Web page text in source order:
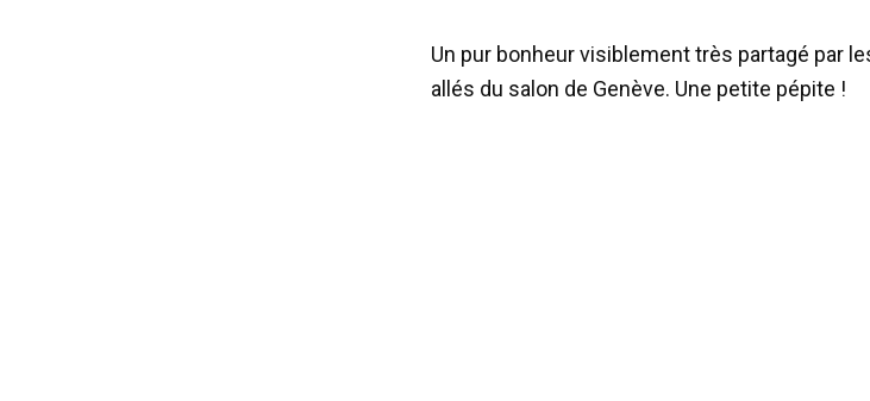
Un pur bonheur visiblement très partagé par
allés du salon de Genève. Une petite pépite !